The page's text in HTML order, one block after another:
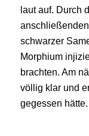
laut auf. Durch
schwarzer
Morphium
brachten. Am
völlig klar und
gegessen hätte.